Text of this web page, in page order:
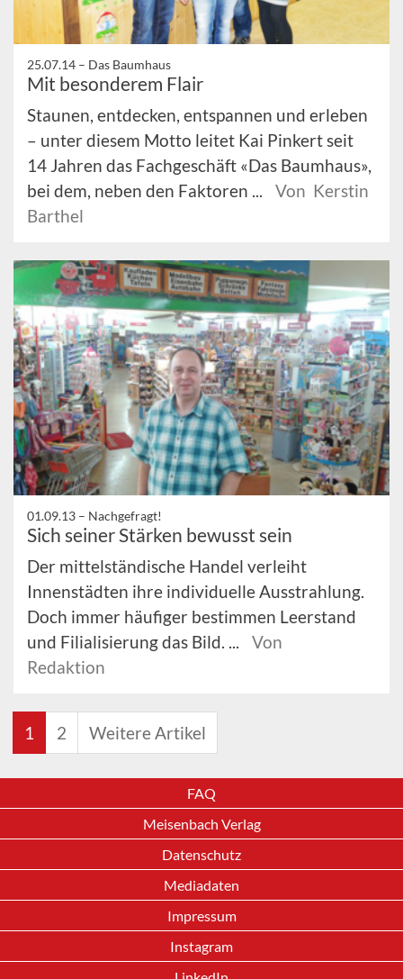
25.07.14 – Das Baumhaus
Mit besonderem Flair
Staunen, entdecken, entspannen und erleben
– unter diesem Motto leitet Kai Pinkert seit
14 Jahren das Fachgeschäft «Das Baumhaus»,
bei dem, neben den Faktoren ...
Von Kerstin
Barthel
01.09.13 – Nachgefragt!
Sich seiner Stärken bewusst sein
Der mittelständische Handel verleiht
Innenstädten ihre individuelle Ausstrahlung.
Doch immer häufiger bestimmen Leerstand
und Filialisierung das Bild. ...
Von
Redaktion
1 2 Weitere Artikel
FAQ
Meisenbach Verlag
Datenschutz
Mediadaten
Impressum
Instagram